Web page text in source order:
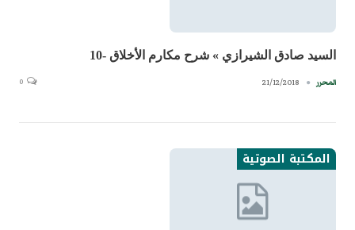
السيد صادق الشيرازي » شرح مكارم الأخلاق -10
المحرر 21/12/2018
المكتبة الصوتية